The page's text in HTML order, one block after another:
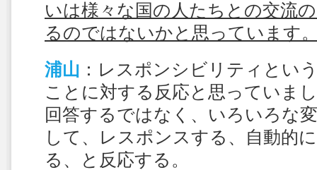
いは様々な国の人たちとの交流
るのではないかと思っています
浦山 ：レスポンシビリティとい
ことに対する反応と思っていま
回答するではなく、いろいろな
して、レスポンスする、自動的
る、と反応する。